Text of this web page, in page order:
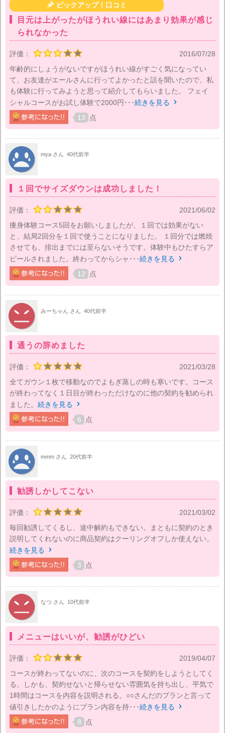
ピックアップ！口コミ
目元は上がったがほうれい線にはあまり効果が感じ
られなかった
評価：
2016/07/28
年齢的にしょうがないですがほうれい線がすごく気になってい
て、お友達がエールさんに行ってよかったと話を聞いたので、私
も体験に行ってみようと思って紹介してもらいました。 フェイ
シャルコースがお試し体験で2000円･･･続きを見る 
13 点
mya さん 40代前半
１回でサイズダウンは成功しました！
評価：
2021/06/02
痩身体験コース5回をお願いしましたが、１回では効果がない
と、結局2回分を１回で使うことになりました。 １回分では燃焼
させても、排出までには至らないそうです。体験中もひたすらア
ピールされました。終わってからシャ･･･続きを見る 
12 点
みーちゃん さん 40代前半
通うの辞めました
評価：
2021/03/28
全てガウン１枚で移動なのでよもぎ蒸しの時も寒いです。コース
が終わってなく１日目が終わっただけなのに他の契約を勧められ
ました。続きを見る 
6 点
mmm さん 20代前半
勧誘しかしてこない
評価：
2021/03/02
毎回勧誘してくるし、途中解約もできない。まともに契約のとき
説明してくれないのに商品契約はクーリングオフしか使えない。
続きを見る

3 点
なつ さん 10代前半
メニューはいいが、勧誘がひどい
評価：
2019/04/07
コースが終わってないのに、次のコースを契約をしようとしてく
る。しかも、契約せないと帰らせない雰囲気を持ち出し、平気で
1時間はコースを内容を説明される。○○さんだのプランと言って
値引きしたかのようにプラン内容を持･･･続きを見る 
8 点